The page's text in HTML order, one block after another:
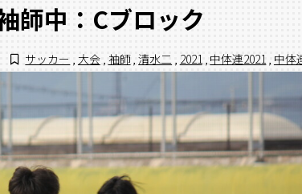
師中：Cブロック
サッカー , 大会 , 袖師, 清水二 , 2021 , 中体連2021 , 中体